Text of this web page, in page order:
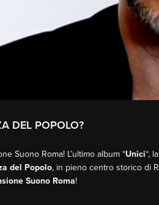
DEL POPOLO?
Suono Roma! L’ultimo album “Unici“,
del Popolo, in pieno centro storico di
Suono Roma!